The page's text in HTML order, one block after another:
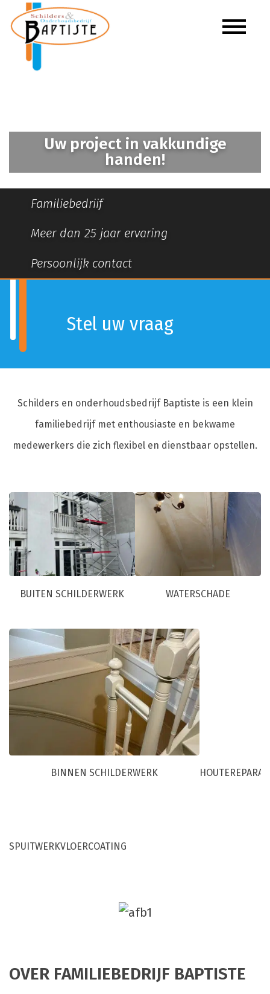
Uw project in vakkundige
handen!
Familiebedriif
Meer dan 25 jaar ervaring
Persoonlijk contact
Stel uw vraag
Schilders en onderhoudsbedrijf Baptiste is een klein
familiebedrijf met enthousiaste en bekwame
medewerkers die zich flexibel en dienstbaar opstellen.
BUITEN SCHILDERWERK WATERSCHADE
BINNEN SCHILDERWERK
SPUITWERKVLOERCOATING
OVER FAMILIEBEDRIJF BAPTISTE